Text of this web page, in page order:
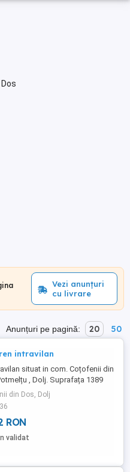
Vezi anunțuri
cu livrare
Anunțuri pe pagină: 20 50
intravilan
situat in com. Coțofenii din
, Dolj. Suprafața 1389
din Dos, Dolj
RON
validat